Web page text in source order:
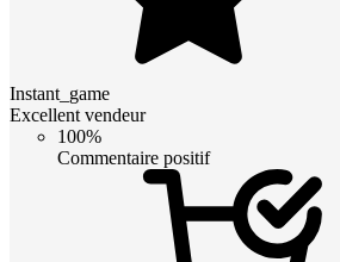
Instant_game
Excellent vendeur
100%
Commentaire positif